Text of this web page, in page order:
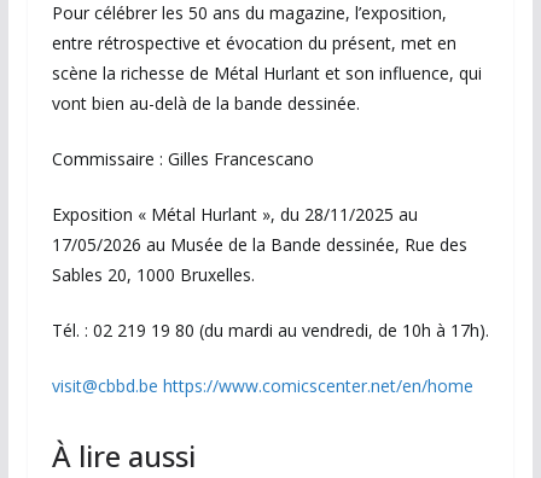
Pour célébrer les 50 ans du magazine, l’exposition,
entre rétrospective et évocation du présent, met en
scène la richesse de Métal Hurlant et son influence, qui
vont bien au-delà de la bande dessinée.
Commissaire : Gilles Francescano
Exposition « Métal Hurlant », du 28/11/2025 au
17/05/2026 au Musée de la Bande dessinée, Rue des
Sables 20, 1000 Bruxelles.
Tél. : 02 219 19 80 (du mardi au vendredi, de 10h à 17h).
visit@cbbd.be https://www.comicscenter.net/en/home
À lire aussi